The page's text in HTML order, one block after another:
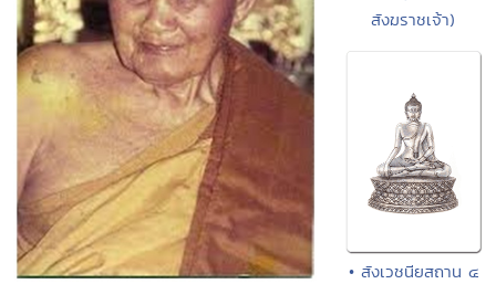
สังฆราชเจ้า)
• สังเวชนียสถาน ๔